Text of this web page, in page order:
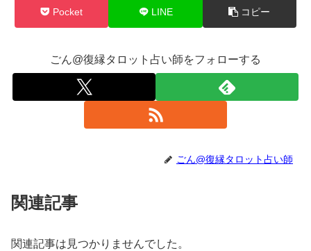
Pocket LINE コピー
ごん@復縁タロット占い師をフォローする
ごん@復縁タロット占い師
関連記事
関連記事は見つかりませんでした。